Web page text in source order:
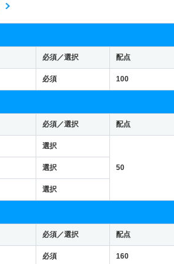
必須／選択 配点
必須 100
必須／選択 配点
選択
50
選択
選択
必須／選択 配点
必須 160